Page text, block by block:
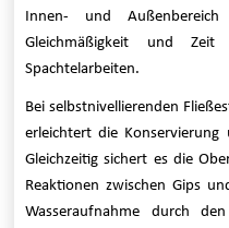
Innen- und
Gleichmäßigkeit und
Spachtelarbeiten.
Bei selbstnivellierenden
erleichtert die Konservierung
Gleichzeitig sichert es die
Reaktionen zwischen Gips
Wasseraufnahme durch